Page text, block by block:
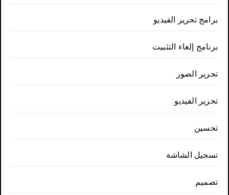
برامج تحرير الفيديو
برنامج إلغاء التثبيت
تحرير الصور
تحرير الفيديو
تحسين
تسجيل الشاشة
تصميم